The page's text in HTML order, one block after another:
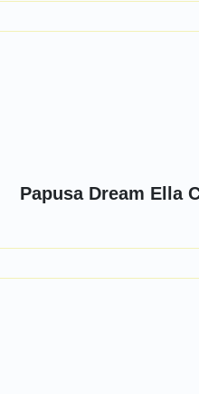
Papusa Dream Ella